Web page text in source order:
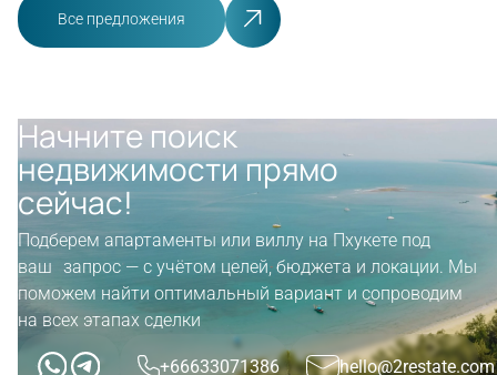
Все предложения
Начните поиск
недвижимости прямо
сейчас!
Подберем апартаменты или виллу на Пхукете под
ваш запрос — с учётом целей, бюджета и локации. Мы
поможем найти оптимальный вариант и сопроводим
на всех этапах сделки
+66633071386 hello@2restate.com